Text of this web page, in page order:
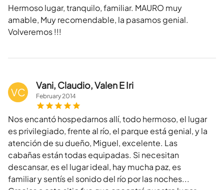
Hermoso lugar, tranquilo, familiar. MAURO muy
amable, Muy recomendable, la pasamos genial.
Volveremos !!!
VC
Vani, Claudio, Valen E Iri
February2014
Nos encantó hospedarnos allí, todo hermoso, el lugar
es privilegiado, frente al río, el parque está genial, y la
atención de su dueño, Miguel, excelente. Las
cabañas están todas equipadas. Si necesitan
descansar, es el lugar ideal, hay mucha paz, es
familiar y sentís el sonido del río por las noches...